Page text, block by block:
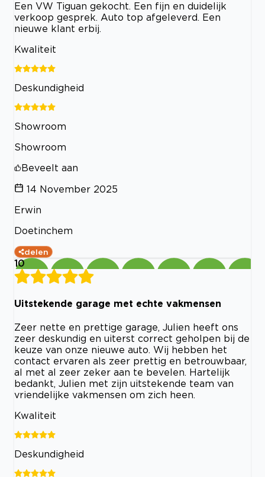
Een VW Tiguan gekocht. Een fijn en duidelijk
verkoop gesprek. Auto top afgeleverd. Een
nieuwe klant erbij.
Kwaliteit
Deskundigheid
Showroom
Showroom
Beveelt aan
14 November 2025
Erwin
Doetinchem
delen
10
Uitstekende garage met echte vakmensen
Zeer nette en prettige garage, Julien heeft ons
zeer deskundig en uiterst correct geholpen bij de
keuze van onze nieuwe auto. Wij hebben het
contact ervaren als zeer prettig en betrouwbaar,
al met al zeer zeker aan te bevelen. Hartelijk
bedankt, Julien met zijn uitstekende team van
vriendelijke vakmensen om zich heen.
Kwaliteit
Deskundigheid